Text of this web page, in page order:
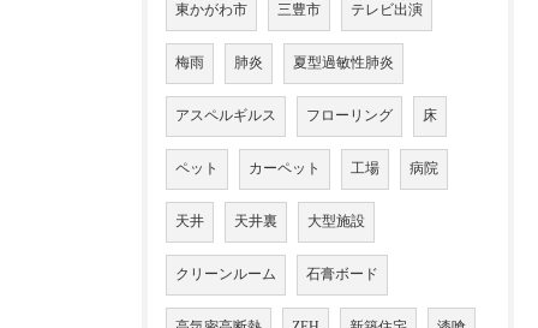
東かがわ市 三豊市 テレビ出演
梅雨 肺炎 夏型過敏性肺炎
アスペルギルス フローリング 床
ペット カーペット 工場 病院
天井 天井裏 大型施設
クリーンルーム 石膏ボード